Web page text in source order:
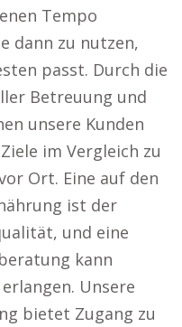
Tempo
dann zu nutzen,
passt. Durch die
Betreuung und
unsere Kunden
im Vergleich zu
Ort. Eine auf den
ist der
und eine
kann
Unsere
bietet Zugang zu